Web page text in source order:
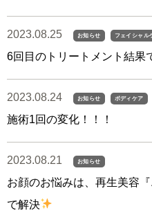
2023.08.25 お知らせ フェイシャル
6回目のトリートメント結果
2023.08.24 お知らせ ボディケア
施術1回の変化！！！
2023.08.21 お知らせ
お顔のお悩みは、再生美容
で解決